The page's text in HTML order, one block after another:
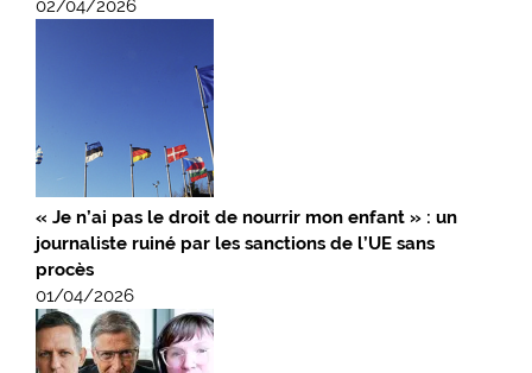
02/04/2026
« Je n’ai pas le droit de nourrir mon enfant » : un
journaliste ruiné par les sanctions de l’UE sans
procès
01/04/2026